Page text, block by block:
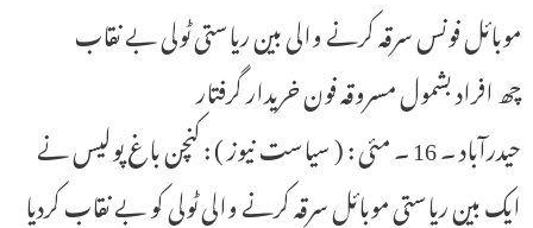
موبائل فونس سرقہ کرنے والی بین ریاستی ٹولی بے نقاب
چھ افراد بشمول مسروقہ فون خریدار گرفتار
حیدرآباد ۔ 16 ۔ مئی : ( سیاست نیوز ) : کنچن باغ پولیس نے
ایک بین ریاستی موبائل سرقہ کرنے والی ٹولی کو بے نقاب کردیا